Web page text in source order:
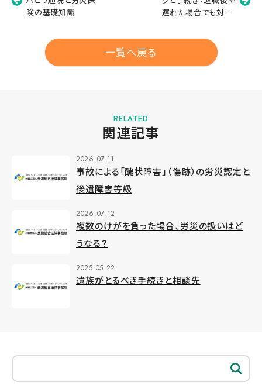
険の基礎知識
一覧へ戻る
遅れた場合でも対応
RELATED
関連記事
2026.07.11
事故による「醜状障害」（傷跡）の労災認定と
後遺障害等級
2026.07.12
複数のけがを負った場合、労災の扱いはど
うなる？
2025.05.22
遺族がとるべき手続きと相談先